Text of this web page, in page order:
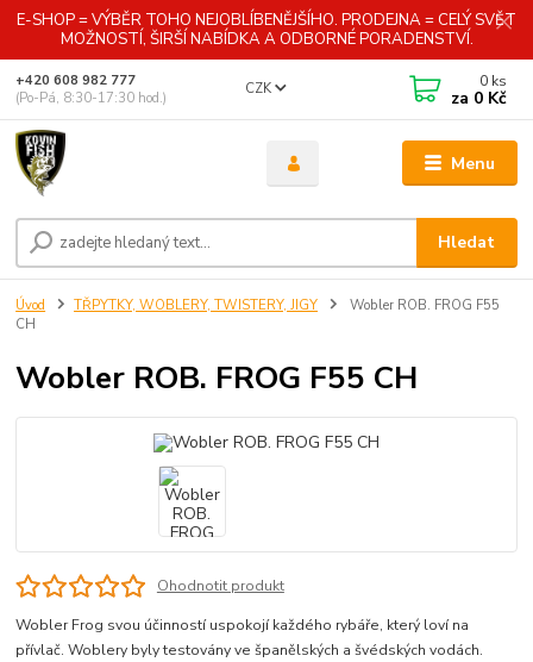
E-SHOP = VÝBĚR TOHO NEJOBLÍBENĚJŠÍHO. PRODEJNA = CELÝ SVĚT
MOŽNOSTÍ, ŠIRŠÍ NABÍDKA A ODBORNÉ PORADENSTVÍ.
Menu
CZK
Hledat
+420 608 982 777
(Po-Pá, 8:30-17:30 hod.)
0 ks
za 0 Kč
Úvod TŘPYTKY, WOBLERY, TWISTERY, JIGY
Wobler ROB. FROG F55
CH
Wobler ROB. FROG F55 CH
Ohodnotit produkt
Wobler Frog svou účinností uspokojí každého rybáře, který loví na
přívlač. Woblery byly testovány ve španělských a švédských vodách.